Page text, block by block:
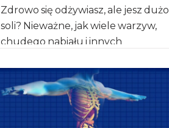
Zdrowo się odżywiasz, ale jesz dużo
soli? Nieważne, jak wiele warzyw,
chudego nabiału i innych
słone, […]